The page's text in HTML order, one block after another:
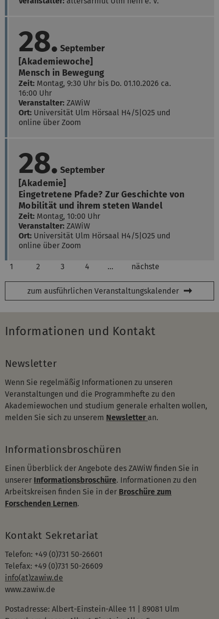
28. September
[Akademiewoche]
Mensch in Bewegung
Zeit: Montag, 9:30 Uhr bis Do. 01.10.2026 ca.
16:00 Uhr
Veranstalter: ZAWiW
Ort: Universität Ulm Hörsaal H4/5|O25 und
online über Zoom
28. September
[Akademie]
Eingetretene Pfade? Zur Geschichte von
Mobilität und ihrem steten Wandel
Zeit: Montag, 10:00 Uhr
Veranstalter: ZAWiW
Ort: Universität Ulm Hörsaal H4/5|O25 und
online über Zoom
1 2 3 4 … nächste
zum ausführlichen Veranstaltungskalender
Informationen und Kontakt
Newsletter
Wenn Sie regelmäßig Informationen zu unseren
Veranstaltungen und die Programmhefte zu den
Akademiewochen und studium generale erhalten wollen,
melden Sie sich zu unserem Newsletter an.
Informationsbroschüren
Einen Überblick der Angebote des ZAWiW finden Sie in
unserer Informationsbroschüre. Informationen zu den
Arbeitskreisen finden Sie in der Broschüre zum
Forschenden Lernen.
Kontakt Sekretariat
Telefon: +49 (0)731 50-26601
Telefax: +49 (0)731 50-26609
info(at)zawiw.de
www.zawiw.de
Postadresse: Albert-Einstein-Allee 11 | 89081 Ulm